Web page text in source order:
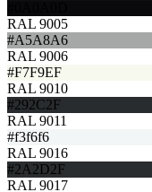
RAL 9005
#A5A8A6
RAL 9006
#F7F9EF
RAL 9010
#292C2F
RAL 9011
#f3f6f6
RAL 9016
#2A2D2F
RAL 9017